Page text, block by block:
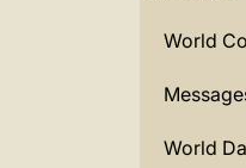
World
World